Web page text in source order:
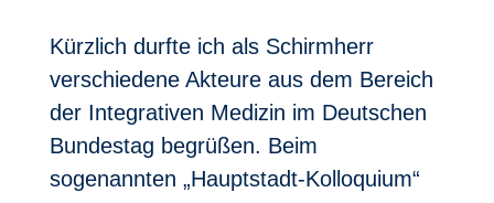
Kürzlich durfte ich als Schirmherr
verschiedene Akteure aus dem Bereich
der Integrativen Medizin im Deutschen
Bundestag begrüßen. Beim
sogenannten „Hauptstadt-Kolloquium“